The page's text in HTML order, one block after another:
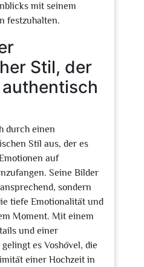
mit seinem
festzuhalten.
Stil, der
durch einen
Stil aus, der es
auf
Seine Bilder
sondern
tiefe Emotionalität und
Moment. Mit einem
und einer
es Voshövel, die
einer Hochzeit in